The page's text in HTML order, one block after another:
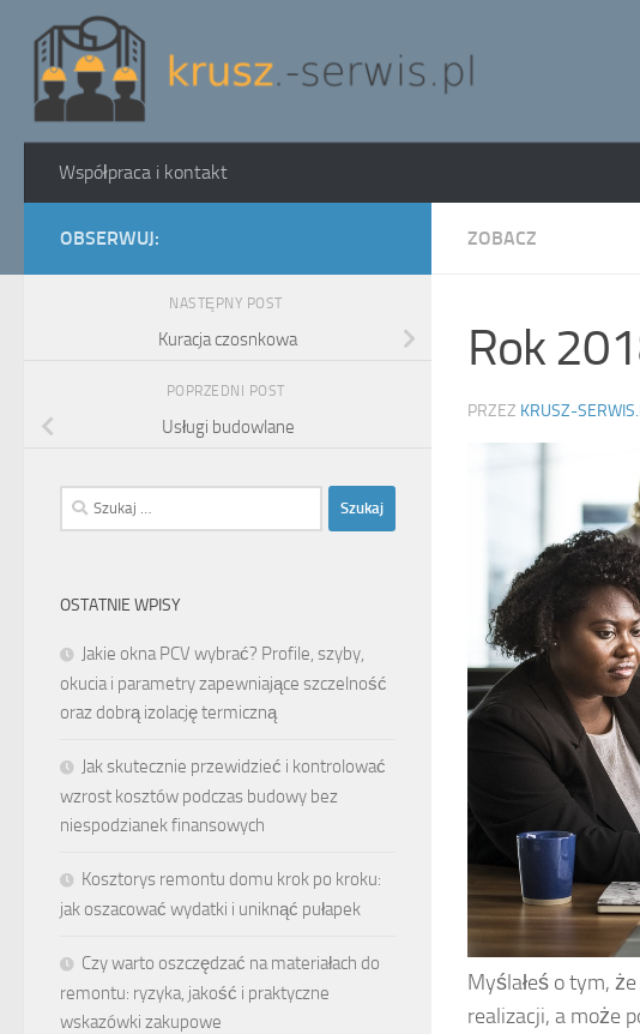
Skip to content
Współpraca i kontakt
ZOBACZ
Rok
PRZEZ KRUSZ-
Myślałeś o tym,
realizacji, a może
OBSERWUJ:
NASTĘPNY POST
Kuracja czosnkowa
POPRZEDNI POST
Usługi budowlane
Szukaj:
OSTATNIE WPISY
Jakie okna PCV wybrać? Profile, szyby,
okucia i parametry zapewniające szczelność
oraz dobrą izolację termiczną
Jak skutecznie przewidzieć i kontrolować
wzrost kosztów podczas budowy bez
niespodzianek finansowych
Kosztorys remontu domu krok po kroku:
jak oszacować wydatki i uniknąć pułapek
Czy warto oszczędzać na materiałach do
remontu: ryzyka, jakość i praktyczne
wskazówki zakupowe